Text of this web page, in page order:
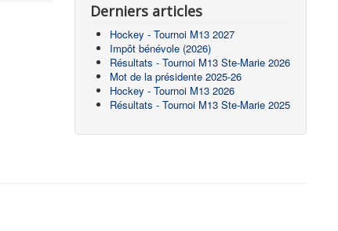
Derniers articles
Hockey - Tournoi M13 2027
Impôt bénévole (2026)
Résultats - Tournoi M13 Ste-Marie 2026
Mot de la présidente 2025-26
Hockey - Tournoi M13 2026
Résultats - Tournoi M13 Ste-Marie 2025